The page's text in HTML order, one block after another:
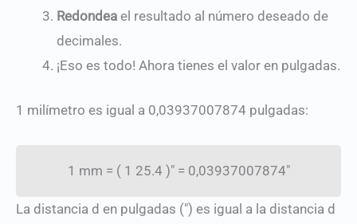
Redondea el resultado al número deseado de
decimales.
¡Eso es todo! Ahora tienes el valor en pulgadas.
1 milímetro es igual a 0,03937007874 pulgadas:
1 mm = ( 1 25.4 )″ = 0,03937007874″
La distancia d en pulgadas (″) es igual a la distancia d